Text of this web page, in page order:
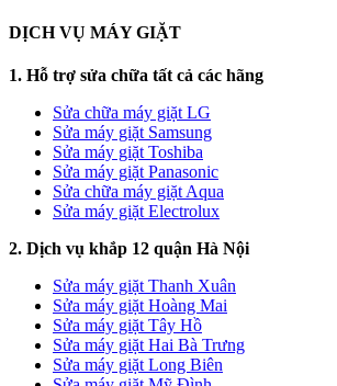
DỊCH VỤ MÁY GIẶT
1. Hỗ trợ sửa chữa tất cả các hãng
Sửa chữa máy giặt LG
Sửa máy giặt Samsung
Sửa máy giặt Toshiba
Sửa máy giặt Panasonic
Sửa chữa máy giặt Aqua
Sửa máy giặt Electrolux
2. Dịch vụ khắp 12 quận Hà Nội
Sửa máy giặt Thanh Xuân
Sửa máy giặt Hoàng Mai
Sửa máy giặt Tây Hồ
Sửa máy giặt Hai Bà Trưng
Sửa máy giặt Long Biên